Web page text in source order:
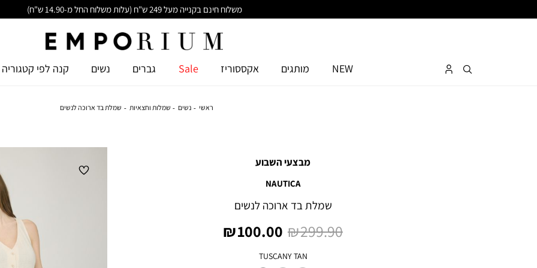
משלוח חינם בקנייה מעל 249 ש"ח (עלות משלוח החל מ-14.90 ש"ח)
NEW מותגים אקססוריז Sale גברים נשים קנה לפי קטגוריה
ראשי נשים שמלות וחצאיות שמלת בד ארוכה לנשים
מבצעי השבוע
NAUTICA
שמלת בד ארוכה לנשים
מחיר
מוצר
100.00 ₪
מחיר
299.90 ₪
צבע
TUSCANY TAN